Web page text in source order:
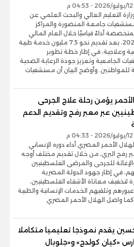
التعليم العالي والبحث العلمي عن
جامعة المنصورة والمراكز
أداءً قياسيًا خلال العام المالي
2025/2026، بعد تقديم نحو 7.5 مليون خدمة طبية
وعلاجية، في إطار خطة تطوير
الجامعية وتعزيز جودة الرعاية الصحية
للمواطنين. وأوضح البيان أن مستشفيات
الأحمر يؤمن رحلة علاج الجرحى
عبر معبر رفح وتقديم الدعم
الأحمر المصري أداء دوره الإنساني
رفح البري، من خلال تقديم مختلف أوجه
والإغاثة للجرحى والمرضى الفلسطينيين
في إطار جهود الدولة المصرية
لتخفيف معاناة الأشقاء الفلسطينيين،
وتلقيهم الخدمات الإنسانية والطبية
كما واصل الهلال الأحمر المصري
يقدم نموذجا تعليميا متكاملا
«كيان كولدج» و«جلوبال